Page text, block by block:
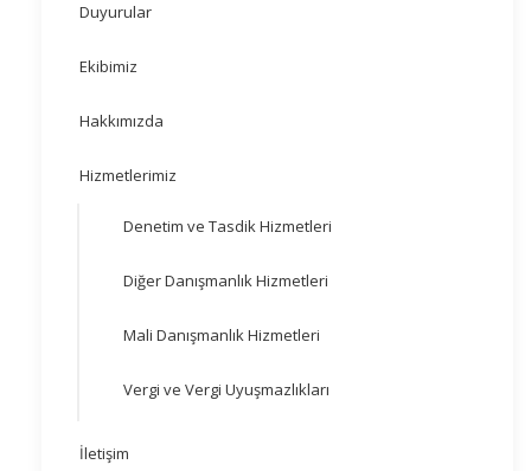
Duyurular
Ekibimiz
Hakkımızda
Hizmetlerimiz
Denetim ve Tasdik Hizmetleri
Diğer Danışmanlık Hizmetleri
Mali Danışmanlık Hizmetleri
Vergi ve Vergi Uyuşmazlıkları
İletişim